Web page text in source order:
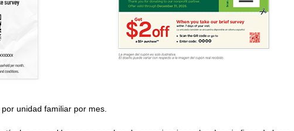
unidad familiar por mes.